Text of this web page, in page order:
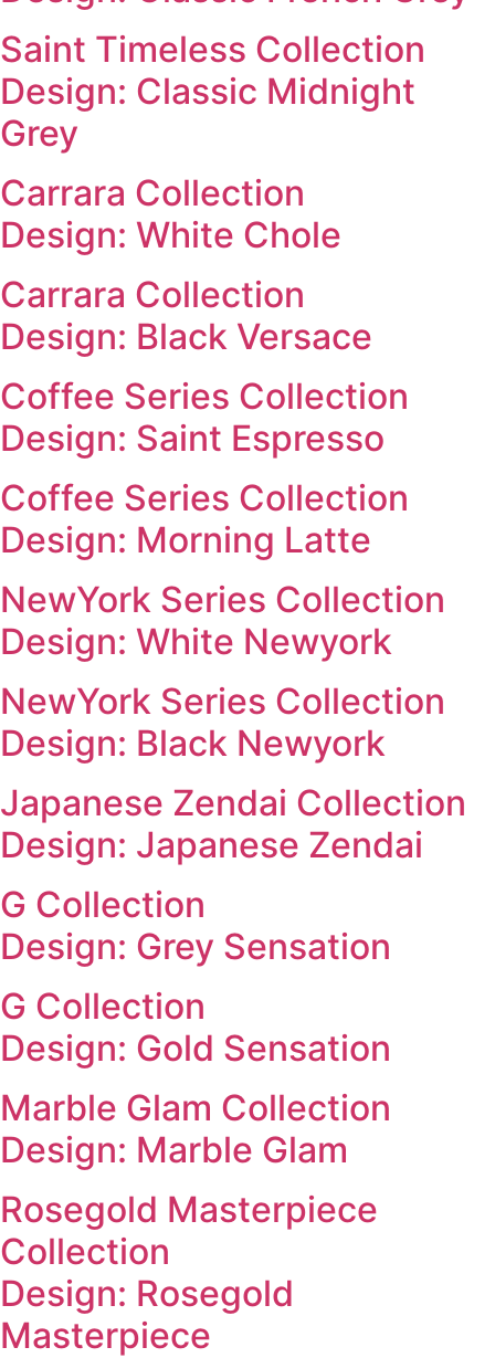
Saint Timeless Collection
Design: Classic Midnight
Grey
Carrara Collection
Design: White Chole
Carrara Collection
Design: Black Versace
Coffee Series Collection
Design: Saint Espresso
Coffee Series Collection
Design: Morning Latte
NewYork Series Collection
Design: White Newyork
NewYork Series Collection
Design: Black Newyork
Japanese Zendai Collection
Design: Japanese Zendai
G Collection
Design: Grey Sensation
G Collection
Design: Gold Sensation
Marble Glam Collection
Design: Marble Glam
Rosegold Masterpiece
Collection
Design: Rosegold
Masterpiece